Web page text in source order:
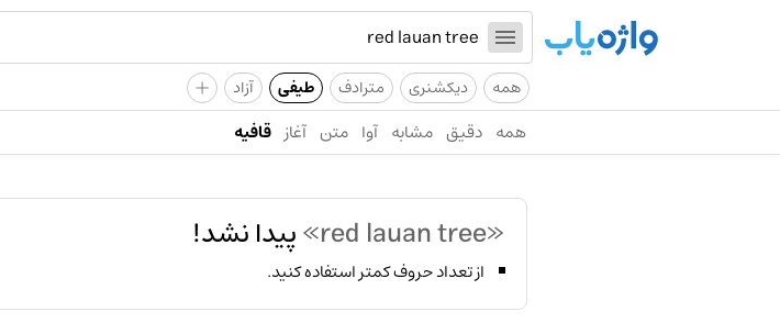
همه دیکشنری مترادف طیفی آزاد +
همه دقیق مشابه آوا متن آغاز قافیه
«red lauan tree» پیدا نشد!
از تعداد حروف کمتر استفاده کنید.